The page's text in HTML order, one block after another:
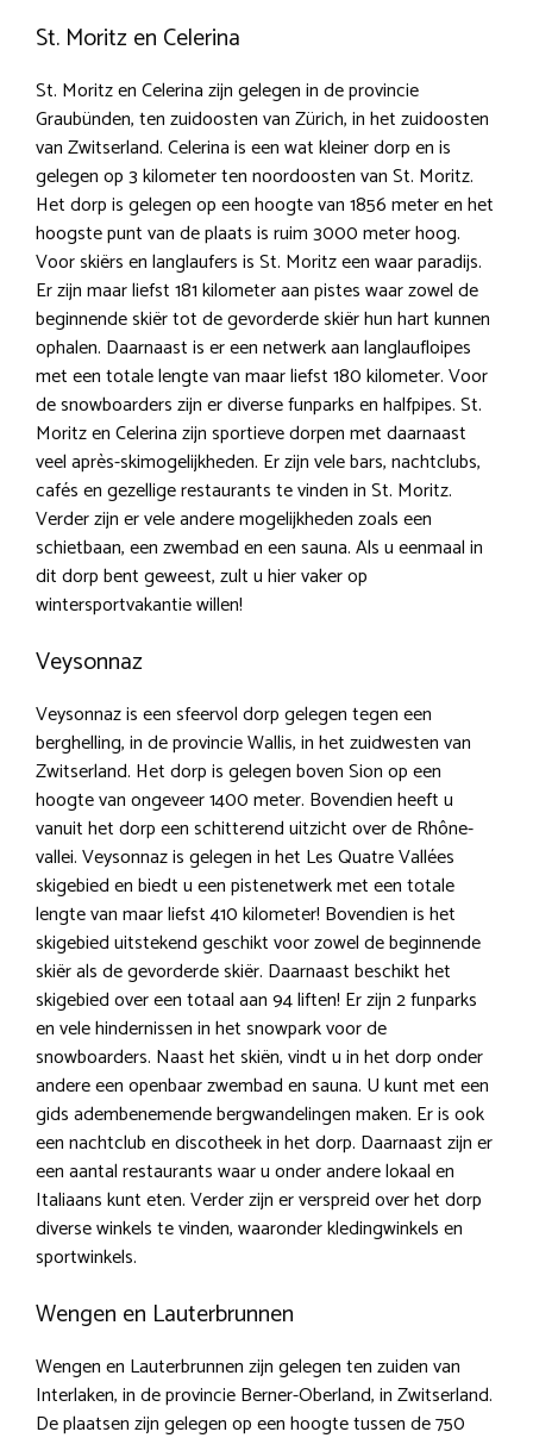
St. Moritz en Celerina
St. Moritz en Celerina zijn gelegen in de provincie
Graubünden, ten zuidoosten van Zürich, in het zuidoosten
van Zwitserland. Celerina is een wat kleiner dorp en is
gelegen op 3 kilometer ten noordoosten van St. Moritz.
Het dorp is gelegen op een hoogte van 1856 meter en het
hoogste punt van de plaats is ruim 3000 meter hoog.
Voor skiërs en langlaufers is St. Moritz een waar paradijs.
Er zijn maar liefst 181 kilometer aan pistes waar zowel de
beginnende skiër tot de gevorderde skiër hun hart kunnen
ophalen. Daarnaast is er een netwerk aan langlaufloipes
met een totale lengte van maar liefst 180 kilometer. Voor
de snowboarders zijn er diverse funparks en halfpipes. St.
Moritz en Celerina zijn sportieve dorpen met daarnaast
veel après-skimogelijkheden. Er zijn vele bars, nachtclubs,
cafés en gezellige restaurants te vinden in St. Moritz.
Verder zijn er vele andere mogelijkheden zoals een
schietbaan, een zwembad en een sauna. Als u eenmaal in
dit dorp bent geweest, zult u hier vaker op
wintersportvakantie willen!
Veysonnaz
Veysonnaz is een sfeervol dorp gelegen tegen een
berghelling, in de provincie Wallis, in het zuidwesten van
Zwitserland. Het dorp is gelegen boven Sion op een
hoogte van ongeveer 1400 meter. Bovendien heeft u
vanuit het dorp een schitterend uitzicht over de Rhône-
vallei. Veysonnaz is gelegen in het Les Quatre Vallées
skigebied en biedt u een pistenetwerk met een totale
lengte van maar liefst 410 kilometer! Bovendien is het
skigebied uitstekend geschikt voor zowel de beginnende
skiër als de gevorderde skiër. Daarnaast beschikt het
skigebied over een totaal aan 94 liften! Er zijn 2 funparks
en vele hindernissen in het snowpark voor de
snowboarders. Naast het skiën, vindt u in het dorp onder
andere een openbaar zwembad en sauna. U kunt met een
gids adembenemende bergwandelingen maken. Er is ook
een nachtclub en discotheek in het dorp. Daarnaast zijn er
een aantal restaurants waar u onder andere lokaal en
Italiaans kunt eten. Verder zijn er verspreid over het dorp
diverse winkels te vinden, waaronder kledingwinkels en
sportwinkels.
Wengen en Lauterbrunnen
Wengen en Lauterbrunnen zijn gelegen ten zuiden van
Interlaken, in de provincie Berner-Oberland, in Zwitserland.
De plaatsen zijn gelegen op een hoogte tussen de 750